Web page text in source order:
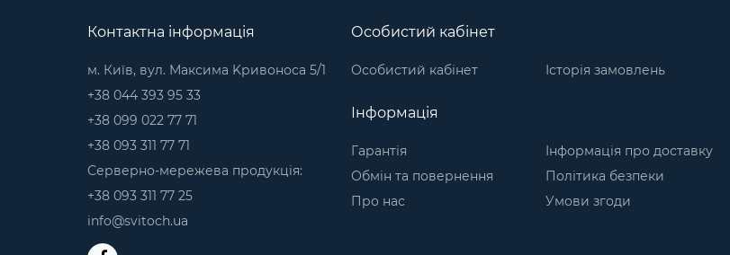
Контактна інформація
м. Київ, вул. Максима Kривоноса 5/1
+38 044 393 95 33
+38 099 022 77 71
+38 093 311 77 71
Серверно-мережева продукція:
+38 093 311 77 25
info@svitoch.ua
Особистий кабінет
Особистий кабінет Історія замовлень
Інформація
Гарантія
Обмін та повернення
Про нас
Інформація про доставку
Політика безпеки
Умови згоди